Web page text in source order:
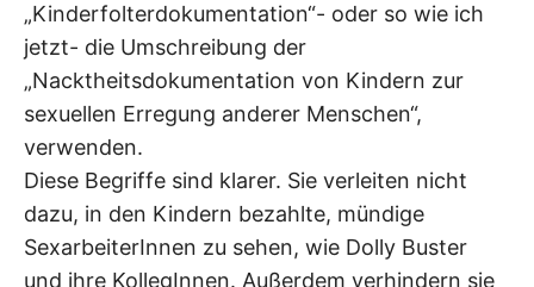
„Kinderfolterdokumentation“- oder so wie ich
jetzt- die Umschreibung der
„Nacktheitsdokumentation von Kindern zur
sexuellen Erregung anderer Menschen“,
verwenden.
Diese Begriffe sind klarer. Sie verleiten nicht
dazu, in den Kindern bezahlte, mündige
SexarbeiterInnen zu sehen, wie Dolly Buster
und ihre KollegInnen. Außerdem verhindern sie